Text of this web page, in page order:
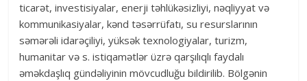
ticarət, investisiyalar, enerji təhlükəsizliyi, nəqliyyat və
kommunikasiyalar, kənd təsərrüfatı, su resurslarının
səmərəli idarəçiliyi, yüksək texnologiyalar, turizm,
humanitar və s. istiqamətlər üzrə qarşılıqlı faydalı
əməkdaşlıq gündəliyinin mövcudluğu bildirilib. Bölgənin